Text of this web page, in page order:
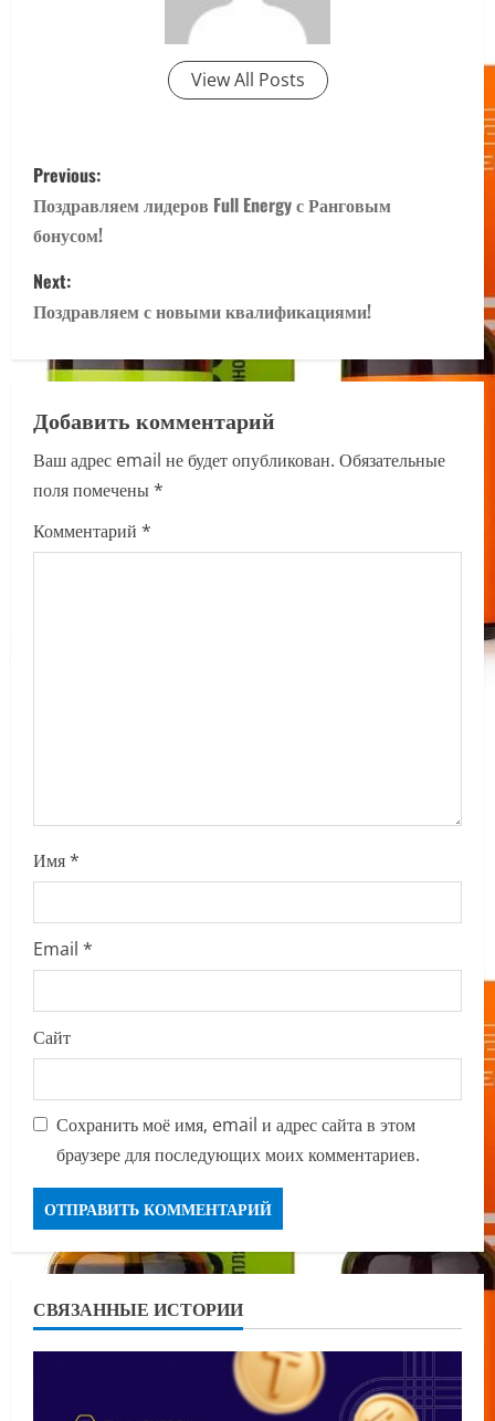
View All Posts
P
o
s
t
n
a
v
i
g
Previous:
Поздравляем лидеров Full Energy с Ранговым
бонусом!
Next:
Поздравляем с новыми квалификациями!
Добавить комментарий
Ваш адрес email не будет опубликован. Обязательные
поля помечены*
Комментарий *
Имя*
Email *
Сайт
Сохранить моё имя, email и адрес сайта в этом
браузере для последующих моих комментариев.
СВЯЗАННЫЕ ИСТОРИИ